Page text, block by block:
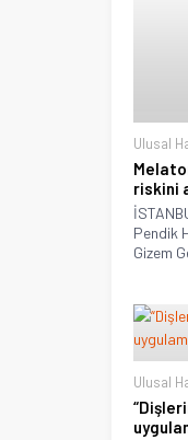
Ulusal
riskini
Pendik
Gizem
Ulusal